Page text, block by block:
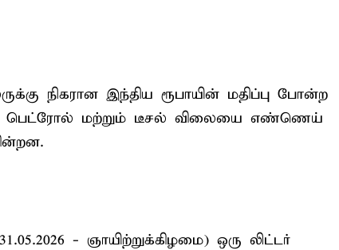
நிகரான இந்திய ரூபாயின் மதிப்பு போன்ற
பெட்ரோல் மற்றும் டீசல் விலையை எண்ணெய்
- ஞாயிற்றுக்கிழமை) ஒரு லிட்டர்